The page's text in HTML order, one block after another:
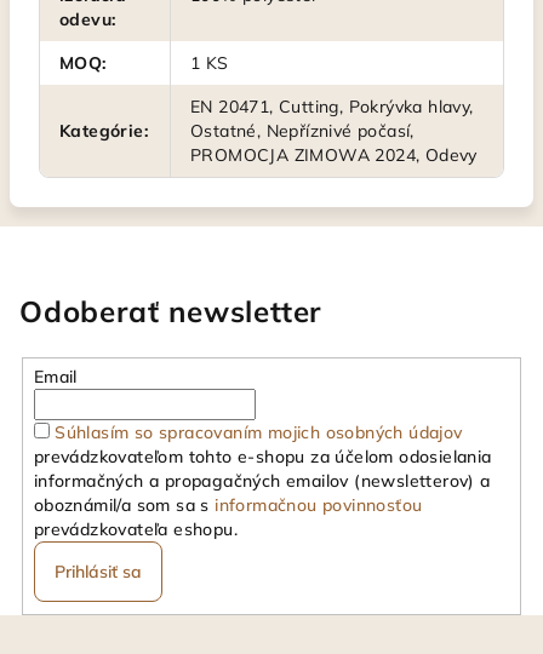
odevu:
MOQ: 1 KS
Kategórie:
EN 20471, Cutting, Pokrývka hlavy,
Ostatné, Nepříznivé počasí,
PROMOCJA ZIMOWA 2024, Odevy
Odoberať newsletter
Email
Súhlasím so spracovaním mojich osobných údajov
prevádzkovateľom tohto e-shopu za účelom odosielania
informačných a propagačných emailov (newsletterov) a
oboznámil/a som sa s informačnou povinnosťou
prevádzkovateľa eshopu.
Prihlásiť sa